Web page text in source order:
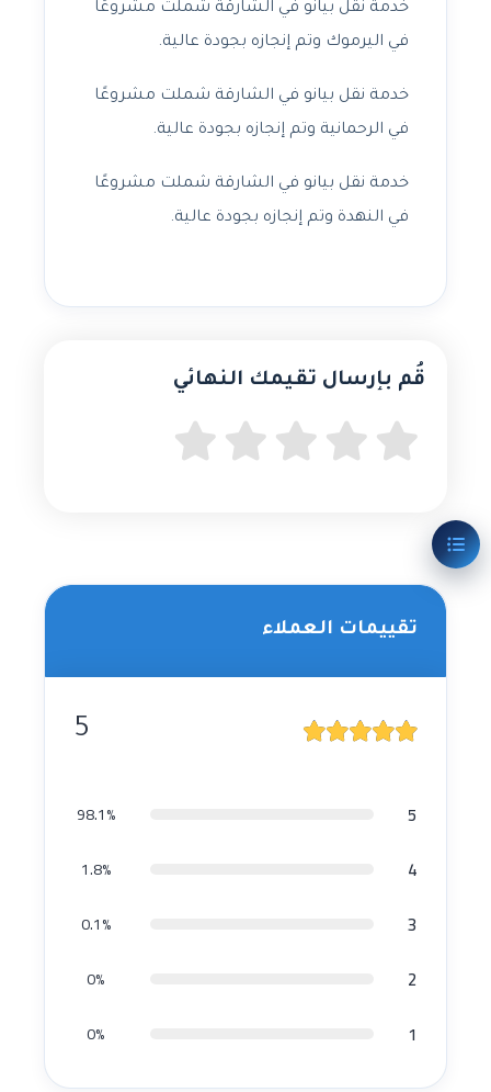
خدمة نقل بيانو في الشارقة شملت مشروعًا
في اليرموك وتم إنجازه بجودة عالية.
خدمة نقل بيانو في الشارقة شملت مشروعًا
في الرحمانية وتم إنجازه بجودة عالية.
خدمة نقل بيانو في الشارقة شملت مشروعًا
في النهدة وتم إنجازه بجودة عالية.
قُم بإرسال تقيمك النهائي
تقييمات العملاء
5
5
98.1%
4
1.8%
3
0.1%
2
0%
1
0%